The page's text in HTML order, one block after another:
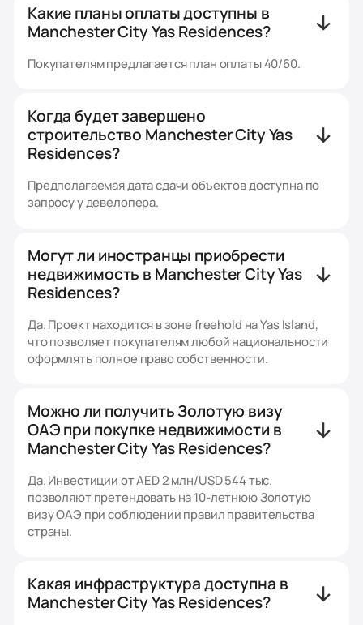
Какие планы оплаты доступны в
Manchester City Yas Residences?
Покупателям предлагается план оплаты 40/60.
Когда будет завершено
строительство Manchester City Yas
Residences?
Предполагаемая дата сдачи объектов доступна по
запросу у девелопера.
Могут ли иностранцы приобрести
недвижимость в Manchester City Yas
Residences?
Да. Проект находится в зоне freehold на Yas Island,
что позволяет покупателям любой национальности
оформлять полное право собственности.
Можно ли получить Золотую визу
ОАЭ при покупке недвижимости в
Manchester City Yas Residences?
Да. Инвестиции от AED 2 млн/USD 544 тыс.
позволяют претендовать на 10-летнюю Золотую
визу ОАЭ при соблюдении правил правительства
страны.
Какая инфраструктура доступна в
Manchester City Yas Residences?